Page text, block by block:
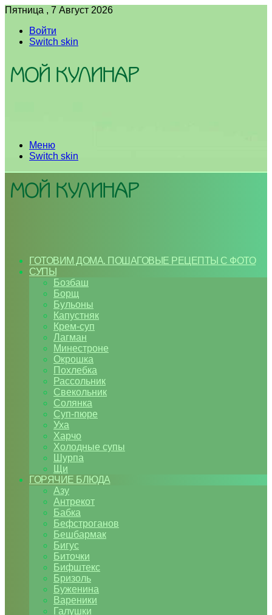
Пятница , 7 Август 2026
Войти
Switch skin
Меню
Switch skin
ГОТОВИМ ДОМА. ПОШАГОВЫЕ РЕЦЕПТЫ С ФОТО
СУПЫ
Бозбаш
Борщ
Бульоны
Капустняк
Крем-суп
Лагман
Минестроне
Окрошка
Похлебка
Рассольник
Свекольник
Солянка
Суп-пюре
Уха
Харчо
Холодные супы
Шурпа
Щи
ГОРЯЧИЕ БЛЮДА
Азу
Антрекот
Бабка
Бефстроганов
Бешбармак
Бигус
Биточки
Бифштекс
Бризоль
Буженина
Вареники
Галушки